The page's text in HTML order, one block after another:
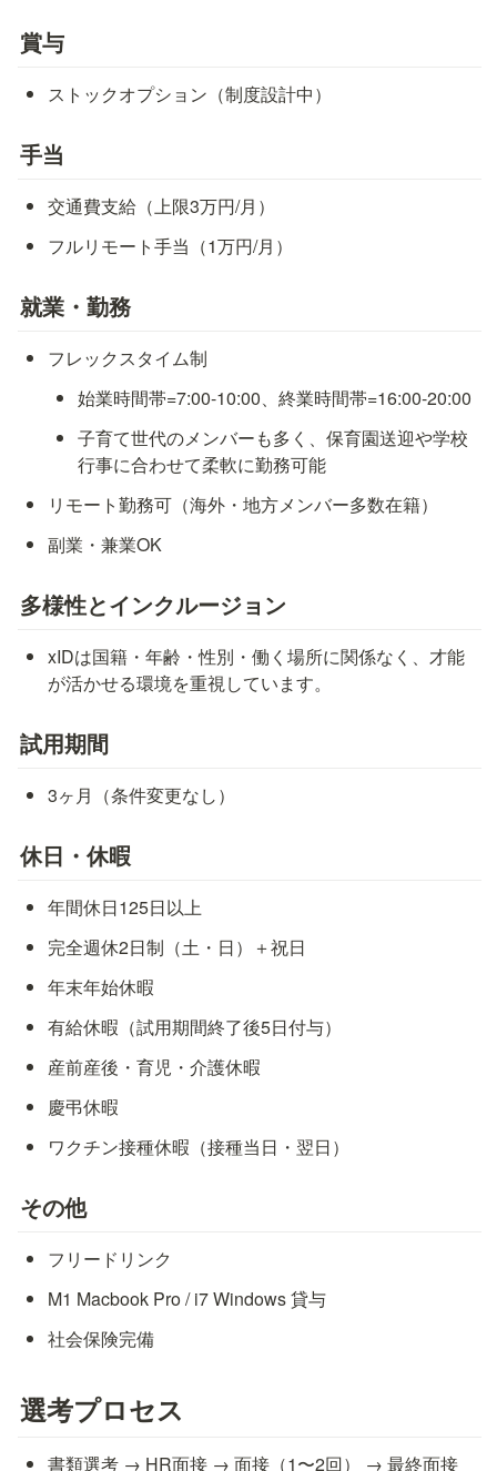
賞与
ストックオプション（制度設計中）
手当
交通費支給（上限3万円/月）
フルリモート手当（1万円/月）
就業・勤務
フレックスタイム制
始業時間帯=7:00-10:00、終業時間帯=16:00-20:00
子育て世代のメンバーも多く、保育園送迎や学校
行事に合わせて柔軟に勤務可能
リモート勤務可（海外・地方メンバー多数在籍）
副業・兼業OK
多様性とインクルージョン
xIDは国籍・年齢・性別・働く場所に関係なく、才能
が活かせる環境を重視しています。
試用期間
3ヶ月（条件変更なし）
休日・休暇
年間休日125日以上
完全週休2日制（土・日）＋祝日
年末年始休暇
有給休暇（試用期間終了後5日付与）
産前産後・育児・介護休暇
慶弔休暇
ワクチン接種休暇（接種当日・翌日）
その他
フリードリンク
M1 Macbook Pro / i7 Windows 貸与
社会保険完備
選考プロセス
書類選考 → HR面接 → 面接（1〜2回） → 最終面接